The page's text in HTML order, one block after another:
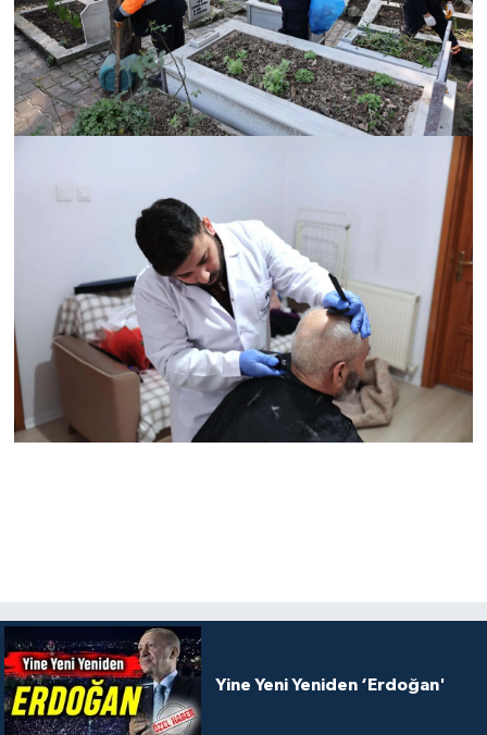
Yine Yeni Yeniden ‘Erdoğan'